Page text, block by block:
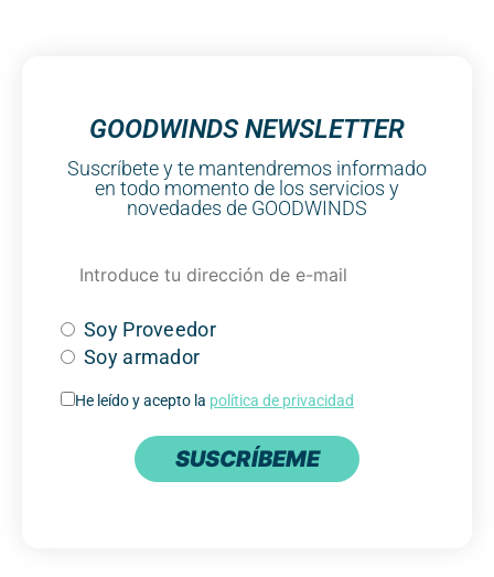
GOODWINDS NEWSLETTER
Suscríbete y te mantendremos informado
en todo momento de los servicios y
novedades de GOODWINDS
Soy Proveedor
Soy armador
He leído y acepto la política de privacidad
SUSCRÍBEME